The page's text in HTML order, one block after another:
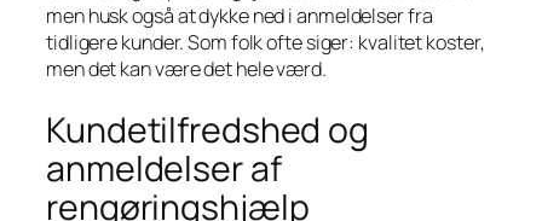
men husk også at dykke ned i anmeldelser fra
tidligere kunder. Som folk ofte siger: kvalitet koster,
men det kan være det hele værd.
Kundetilfredshed og
anmeldelser af
rengøringshjælp